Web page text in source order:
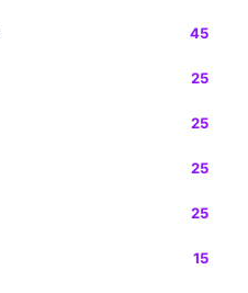
45
25
25
25
25
15